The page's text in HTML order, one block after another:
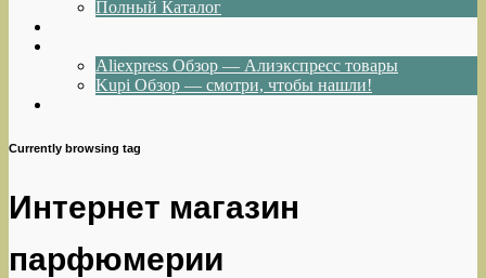
Полный Каталог
Aliexpress Обзор — Алиэкспресс товары
Kupi Обзор — смотри, чтобы нашли!
Currently browsing tag
Интернет магазин
парфюмерии